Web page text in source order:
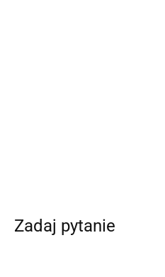
Zadaj pytanie